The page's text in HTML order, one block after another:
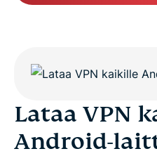
Lataa VPN
Android-